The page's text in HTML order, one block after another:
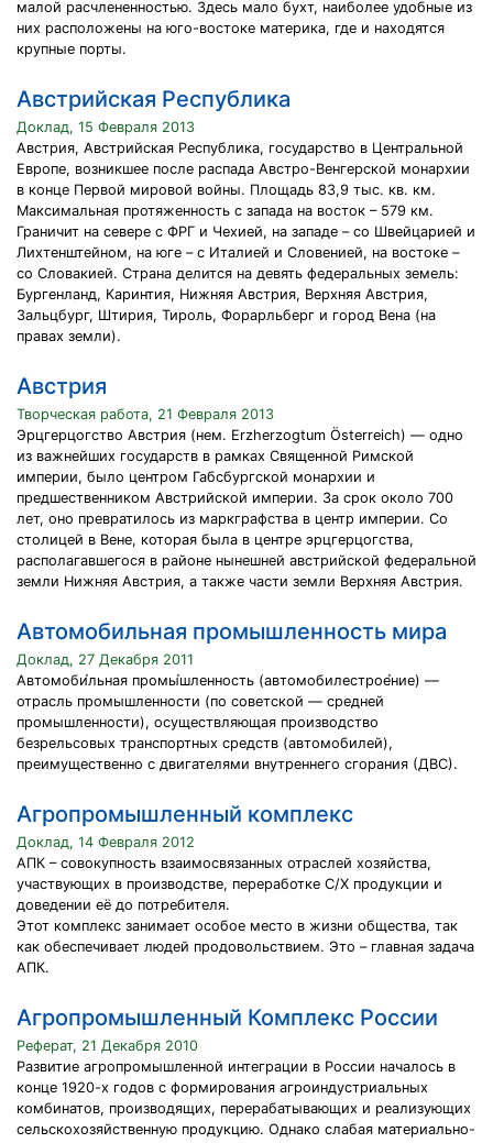
малой расчлененностью. Здесь мало бухт, наиболее удобные из
них расположены на юго-востоке материка, где и находятся
крупные порты.
Австрийская Республика
Доклад, 15 Февраля 2013
Австрия, Австрийская Республика, государство в Центральной
Европе, возникшее после распада Австро-Венгерской монархии
в конце Первой мировой войны. Площадь 83,9 тыс. кв. км.
Максимальная протяженность с запада на восток – 579 км.
Граничит на севере с ФРГ и Чехией, на западе – со Швейцарией и
Лихтенштейном, на юге – с Италией и Словенией, на востоке –
со Словакией. Страна делится на девять федеральных земель:
Бургенланд, Каринтия, Нижняя Австрия, Верхняя Австрия,
Зальцбург, Штирия, Тироль, Форарльберг и город Вена (на
правах земли).
Австрия
Творческая работа, 21 Февраля 2013
Эрцгерцогство Австрия (нем. Erzherzogtum Österreich) — одно
из важнейших государств в рамках Священной Римской
империи, было центром Габсбургской монархии и
предшественником Австрийской империи. За срок около 700
лет, оно превратилось из маркграфства в центр империи. Со
столицей в Вене, которая была в центре эрцгерцогства,
располагавшегося в районе нынешней австрийской федеральной
земли Нижняя Австрия, а также части земли Верхняя Австрия.
Автомобильная промышленность мира
Доклад, 27 Декабря 2011
Автомоби́льная промы́шленность (автомобилестрое́ние) —
отрасль промышленности (по советской — средней
промышленности), осуществляющая производство
безрельсовых транспортных средств (автомобилей),
преимущественно с двигателями внутреннего сгорания (ДВС).
Агропромышленный комплекс
Доклад, 14 Февраля 2012
АПК – совокупность взаимосвязанных отраслей хозяйства,
участвующих в производстве, переработке С/Х продукции и
доведении её до потребителя.
Этот комплекс занимает особое место в жизни общества, так
как обеспечивает людей продовольствием. Это – главная задача
АПК.
Агропромышленный Комплекс России
Реферат, 21 Декабря 2010
Развитие агропромышленной интеграции в России началось в
конце 1920-х годов с формирования агроиндустриальных
комбинатов, производящих, перерабатывающих и реализующих
сельскохозяйственную продукцию. Однако слабая материально-